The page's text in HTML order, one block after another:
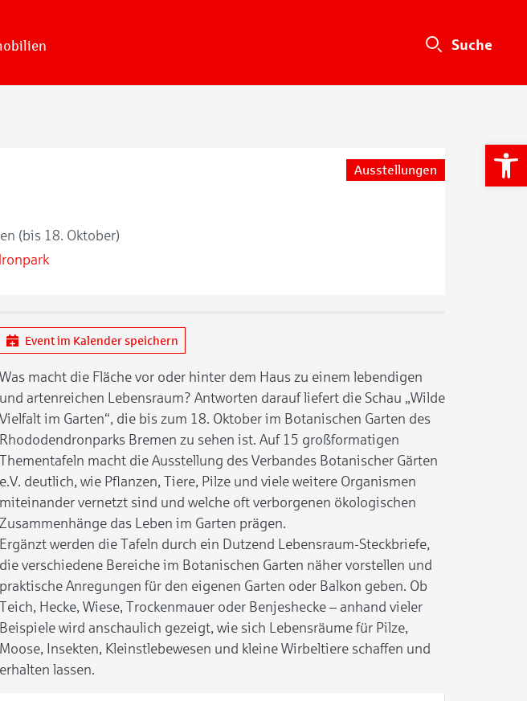
Ausstellungen
(bis 18. Oktober)
Event im Kalender speichern
Was macht die Fläche vor oder hinter dem Haus zu einem lebendigen
und artenreichen Lebensraum? Antworten darauf liefert die Schau „Wilde
Vielfalt im Garten“, die bis zum 18. Oktober im Botanischen Garten des
Rhododendronparks Bremen zu sehen ist. Auf 15 großformatigen
Thementafeln macht die Ausstellung des Verbandes Botanischer Gärten
e.V. deutlich, wie Pflanzen, Tiere, Pilze und viele weitere Organismen
miteinander vernetzt sind und welche oft verborgenen ökologischen
Zusammenhänge das Leben im Garten prägen.
Ergänzt werden die Tafeln durch ein Dutzend Lebensraum-Steckbriefe,
die verschiedene Bereiche im Botanischen Garten näher vorstellen und
praktische Anregungen für den eigenen Garten oder Balkon geben. Ob
Teich, Hecke, Wiese, Trockenmauer oder Benjeshecke – anhand vieler
Beispiele wird anschaulich gezeigt, wie sich Lebensräume für Pilze,
Moose, Insekten, Kleinstlebewesen und kleine Wirbeltiere schaffen und
erhalten lassen.